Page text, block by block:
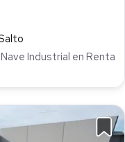
Industrial en Renta